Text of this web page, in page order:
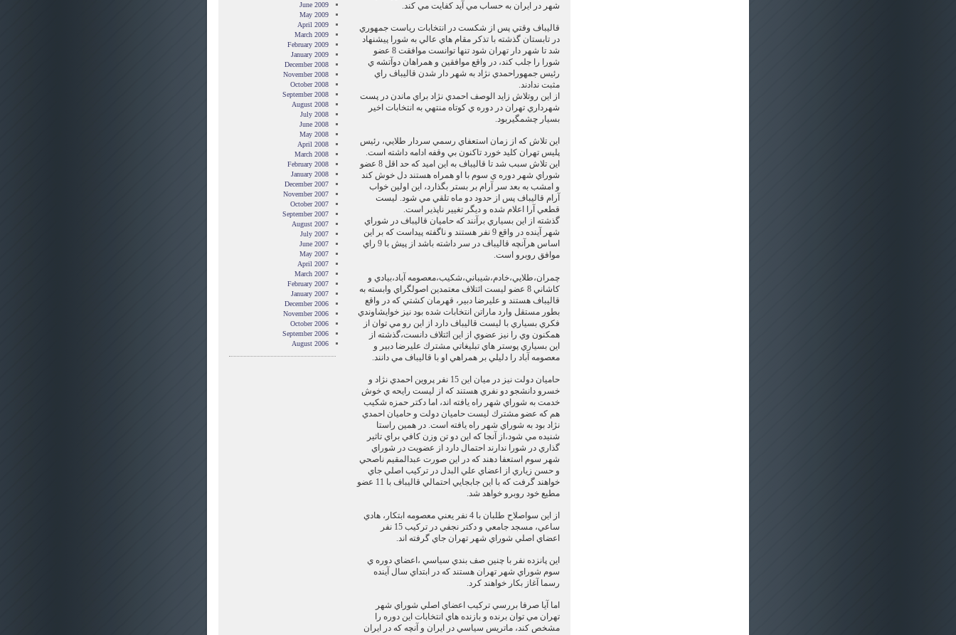
شهر در ايران به حساب مي آيد كفايت مي كند.
قاليباف وقتي پس از شكست در انتخابات رياست جمهوري
در تابستان گذشته با تذكر مقام هاي عالي به شورا پيشنهاد
شد تا شهر دار تهران شود تنها توانست موافقت 8 عضو
شورا را جلب كند، در واقع موافقين و همراهان دوآتشه ي
رئيس جمهوراحمدي نژاد به شهر دار شدن قاليباف راي
مثبت ندادند.
از اين روتلاش زايد الوصف احمدي نژاد براي ماندن در پست
شهرداري تهران در دوره ي كوتاه منتهي به انتخابات اخير
بسيار چشمگيربود.
اين تلاش كه از زمان استعفاي رسمي سردار طلايي، رئيس
پليس تهران كليد خورد تاكنون بي وقفه ادامه داشته است.
اين تلاش سبب شد تا قاليباف به اين اميد كه حد اقل 8 عضو
شوراي شهر دوره ي سوم با او همراه هستند دل خوش كند
و امشب به بعد سر آرام بر بستر بگذارد، اين اولين خواب
آرام قاليباف پس از حدود دو ماه تلقي مي شود. ليست
قطعي آرا اعلام شده و ديگر تغيير ناپذير است.
گذشته از اين بسياري برآنند كه حاميان قاليباف در شوراي
شهر آينده در واقع 9 نفر هستند و ناگفته پيداست كه بر اين
اساس هرآنچه قاليباف در سر داشته باشد از پيش با 9 راي
موافق روبرو است.
چمران،طلايي،خادم،شيباني،شكيب،معصومه آباد،بيادي و
كاشاني 8 عضو ليست ائتلاف معتمدين اصولگراي وابسته به
قاليباف هستند و عليرضا دبير، قهرمان كشتي كه در واقع
بطور مستقل وارد ماراتن انتخابات شده بود نيز خوايشاوندي
فكري بسياري با ليست قاليباف دارد از اين رو مي توان از
همكنون وي را نيز عضوي از اين ائتلاف دانست،گذشته از
اين بسياري پوستر هاي تبليغاتي مشترك عليرضا دبير و
معصومه آباد را دليلي بر همراهي او با قاليباف مي دانند.
حاميان دولت نيز در ميان اين 15 نفر پروين احمدي نژاد و
خسرو دانشجو دو نفري هستند كه از ليست رايحه ي خوش
خدمت به شوراي شهر راه يافته اند، اما دكتر حمزه شكيب
هم كه عضو مشترك ليست حاميان دولت و حاميان احمدي
نژاد بود به شوراي شهر راه يافته است. در همين راستا
شنيده مي شود،از آنجا كه اين دو تن وزن كافي براي تاثير
گذاري در شورا ندارند احتمال دارد از عضويت در شوراي
شهر سوم استعفا دهند كه در اين صورت عبدالمقيم ناصحي
و حسن زياري از اعضاي علي البدل در تركيب اصلي جاي
خواهند گرفت كه با اين جابجايي احتمالي قاليباف با 11 عضو
مطيع خود روبرو خواهد شد.
از اين سواصلاح طلبان با 4 نفر يعني معصومه ابتكار، هادي
ساعي، مسجد جامعي و دكتر نجفي در تركيب 15 نفر
اعضاي اصلي شوراي شهر تهران جاي گرفته اند.
اين پانزده نفر با چنين صف بندي سياسي ،اعضاي دوره ي
سوم شوراي شهر تهران هستند كه در ابتداي سال آينده
رسما آغاز بكار خواهند كرد.
اما آيا صرفا بررسي تركيب اعضاي اصلي شوراي شهر
تهران مي توان برنده و بازنده هاي انتخابات اين دوره را
مشخص كند، ماتريس سياسي در ايران و آنچه كه در ايران
June 2009
May 2009
April 2009
March 2009
February 2009
January 2009
December 2008
November 2008
October 2008
September 2008
August 2008
July 2008
June 2008
May 2008
April 2008
March 2008
February 2008
January 2008
December 2007
November 2007
October 2007
September 2007
August 2007
July 2007
June 2007
May 2007
April 2007
March 2007
February 2007
January 2007
December 2006
November 2006
October 2006
September 2006
August 2006